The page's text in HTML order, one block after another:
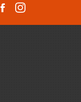
Facebook